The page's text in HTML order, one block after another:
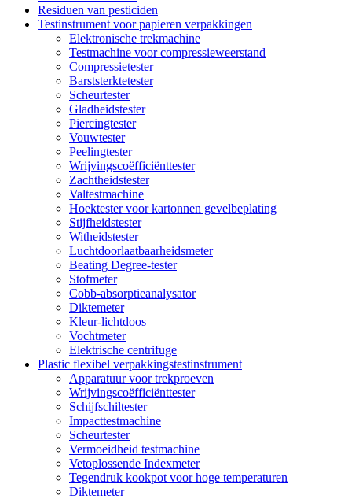
Residuen van pesticiden
Testinstrument voor papieren verpakkingen
Elektronische trekmachine
Testmachine voor compressieweerstand
Compressietester
Barststerktetester
Scheurtester
Gladheidstester
Piercingtester
Vouwtester
Peelingtester
Wrijvingscoëfficiënttester
Zachtheidstester
Valtestmachine
Hoektester voor kartonnen gevelbeplating
Stijfheidstester
Witheidstester
Luchtdoorlaatbaarheidsmeter
Beating Degree-tester
Stofmeter
Cobb-absorptieanalysator
Diktemeter
Kleur-lichtdoos
Vochtmeter
Elektrische centrifuge
Plastic flexibel verpakkingstestinstrument
Apparatuur voor trekproeven
Wrijvingscoëfficiënttester
Schijfschiltester
Impacttestmachine
Scheurtester
Vermoeidheid testmachine
Vetoplossende Indexmeter
Tegendruk kookpot voor hoge temperaturen
Diktemeter